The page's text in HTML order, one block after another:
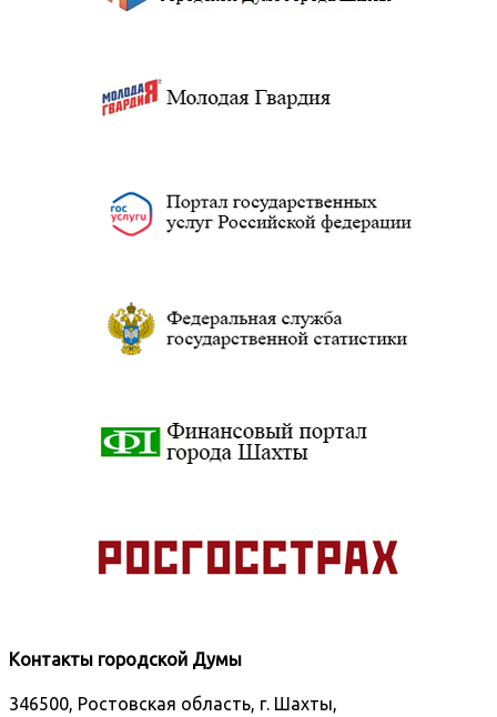
Контакты городской Думы
346500, Ростовская область, г. Шахты,